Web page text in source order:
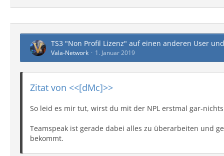
TS3 "Non Profil Lizenz" auf einen anderen User
Vala-Network 1. Januar 2019
Zitat von <<[dMc]>>
So leid es mir tut, wirst du mit der NPL erstmal gar-
Teamspeak ist gerade dabei alles zu überarbeiten und
bekommt.